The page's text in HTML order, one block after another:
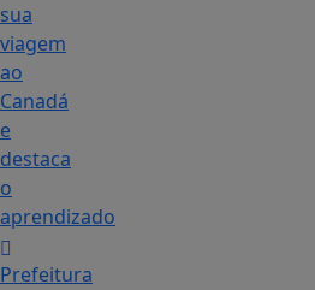
sua
viagem
ao
Canadá
e
destaca
o
aprendizado
Prefeitura